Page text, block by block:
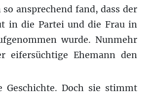
ansprechend fand, dass der
in die Partei und die Frau in
wurde. Nunmehr
eifersüchtige Ehemann den
Geschichte. Doch sie stimmt